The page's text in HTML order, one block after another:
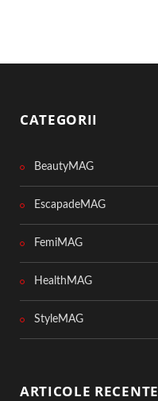
CATEGORII
BeautyMAG
EscapadeMAG
FemiMAG
HealthMAG
StyleMAG
ARTICOLE RECENTE